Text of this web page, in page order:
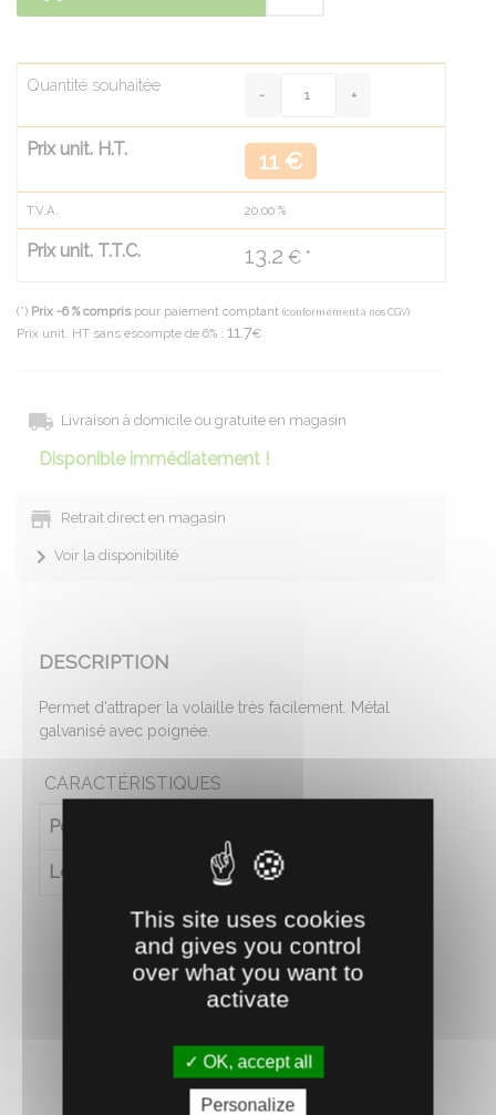
Quantité souhaitée
Prix unit. H.T. 11 €
T.V.A. 20.00 %
Prix unit. T.T.C. 13.2 € *
(*) Prix -6 % compris pour paiement comptant (conformément à nos CGV)
Prix unit. HT sans escompte de 6% : 11.7€
Livraison à domicile ou gratuite en magasin
Disponible immédiatement !
Retrait direct en magasin
Voir la disponibilité
DESCRIPTION
Permet d'attraper la volaille très facilement. Métal
galvanisé avec poignée.
CARACTÉRISTIQUES
Poids (en kg)
Longueur (en cm) 114
RECOMMANDEZ CE PRODUIT À UN AMI
This site uses cookies
and gives you control
over what you want to
activate
OK, accept all
Personalize